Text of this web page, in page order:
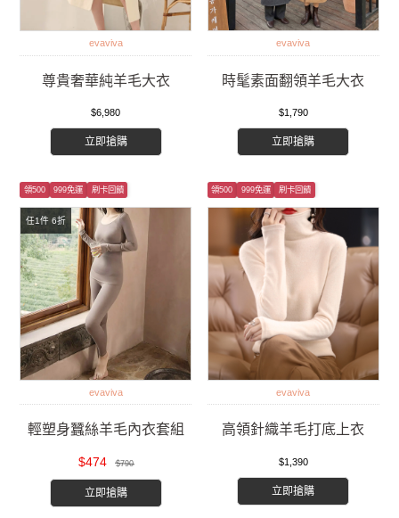
evaviva
尊貴奢華純羊毛大衣
$6,980
立即搶購
evaviva
時髦素面翻領羊毛大衣
$1,790
立即搶購
任1件 6折
領500 999免運 刷卡回饋
evaviva
輕塑身蠶絲羊毛內衣套組
$474 $790
立即搶購
領500 999免運 刷卡回饋
evaviva
高領針織羊毛打底上衣
$1,390
立即搶購